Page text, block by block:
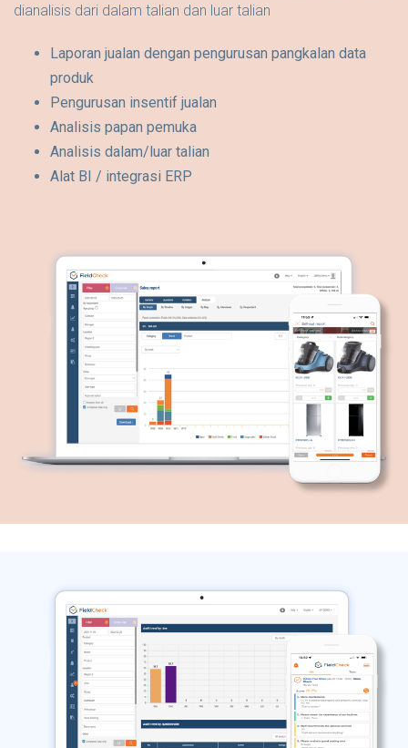
dianalisis dari dalam talian dan luar talian
Laporan jualan dengan pengurusan pangkalan data
produk
Pengurusan insentif jualan
Analisis papan pemuka
Analisis dalam/luar talian
Alat BI / integrasi ERP